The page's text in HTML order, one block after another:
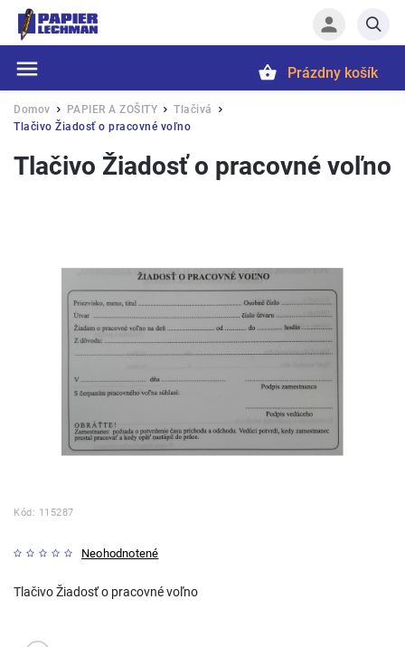
Prázdny košík
Domov / PAPIER A ZOŠITY / Tlačivá
/
Tlačivo Žiadosť o pracovné voľno
Tlačivo Žiadosť o pracovné voľno
Kód: 115287
Neohodnotené
Tlačivo Žiadosť o pracovné voľno